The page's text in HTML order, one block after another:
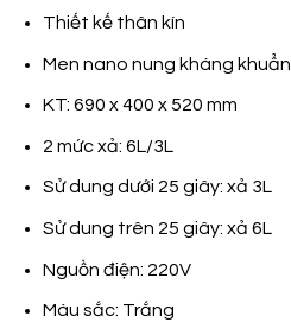
Thiết kế thân kín
Men nano nung kháng khuẩn
KT: 690 x 400 x 520 mm
2 mức xả: 6L/3L
Sử dung dưới 25 giây: xả 3L
Sử dung trên 25 giây: xả 6L
Nguồn điện: 220V
Màu sắc: Trắng